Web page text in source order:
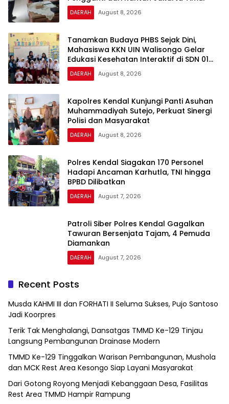
DAERAH August 8, 2026
Tanamkan Budaya PHBS Sejak Dini,
Mahasiswa KKN UIN Walisongo Gelar
Edukasi Kesehatan Interaktif di SDN 01
Pamriyan
DAERAH August 8, 2026
Kapolres Kendal Kunjungi Panti Asuhan
Muhammadiyah Sutejo, Perkuat Sinergi
Polisi dan Masyarakat
DAERAH August 8, 2026
Polres Kendal Siagakan 170 Personel
Hadapi Ancaman Karhutla, TNI hingga
BPBD Dilibatkan
DAERAH August 7, 2026
Patroli Siber Polres Kendal Gagalkan
Tawuran Bersenjata Tajam, 4 Pemuda
Diamankan
DAERAH August 7, 2026
Recent Posts
Musda KAHMI III dan FORHATI II Seluma Sukses, Pujo Santoso
Jadi Koorpres
Terik Tak Menghalangi, Dansatgas TMMD Ke-129 Tinjau
Langsung Pembangunan Drainase Modern
TMMD Ke-129 Tinggalkan Warisan Pembangunan, Mushola
dan MCK Rest Area Kesongo Siap Layani Masyarakat
Dari Gotong Royong Menjadi Kebanggaan Desa, Fasilitas
Rest Area TMMD Hampir Rampung